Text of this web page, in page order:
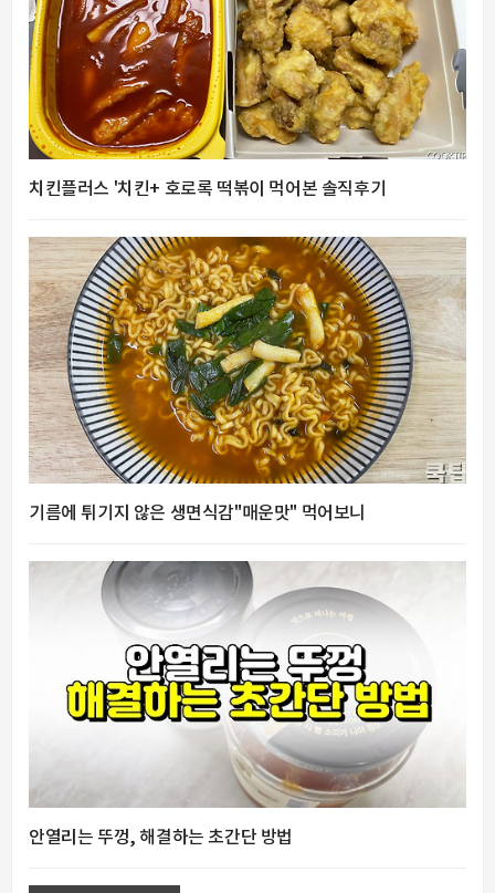
치킨플러스 '치킨+ 호로록 떡볶이 먹어본 솔직후기
기름에 튀기지 않은 생면식감"매운맛" 먹어보니
안열리는 뚜껑, 해결하는 초간단 방법